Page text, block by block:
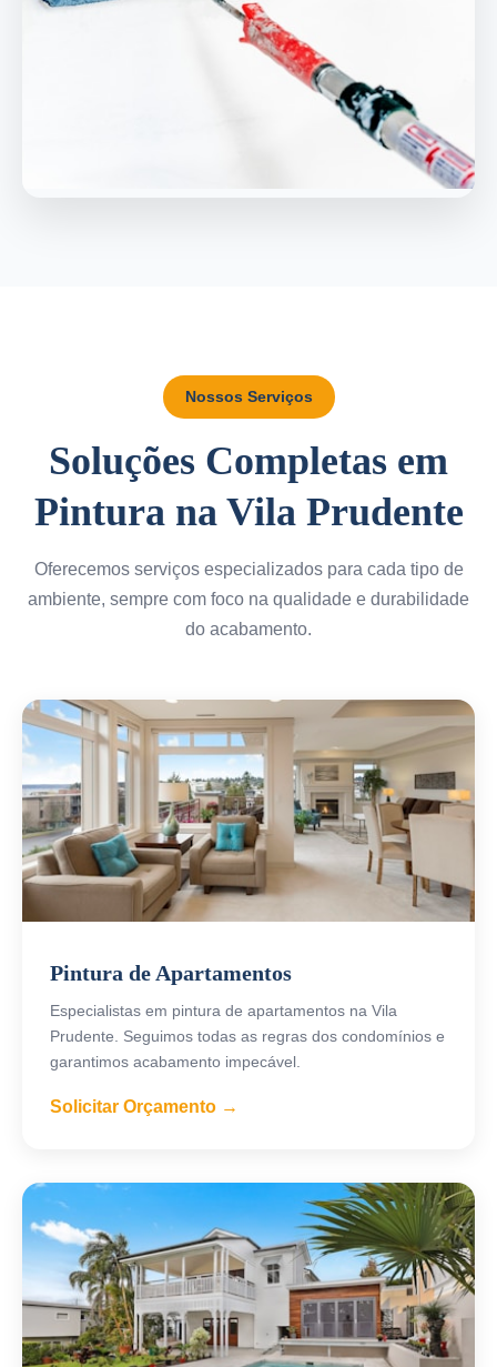
Nossos Serviços
Soluções Completas em
Pintura na Vila Prudente
Oferecemos serviços especializados para cada tipo de
ambiente, sempre com foco na qualidade e durabilidade
do acabamento.
Pintura de Apartamentos
Especialistas em pintura de apartamentos na Vila
Prudente. Seguimos todas as regras dos condomínios e
garantimos acabamento impecável.
Solicitar Orçamento →